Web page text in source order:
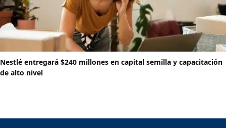
Nestlé entregará $240 millones en capital semilla y capacitación
de alto nivel